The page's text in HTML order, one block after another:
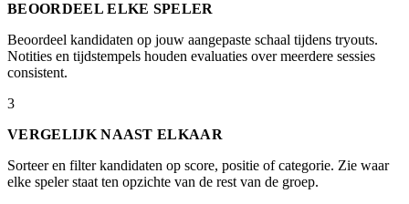
BEOORDEEL ELKE SPELER
Beoordeel kandidaten op jouw aangepaste schaal tijdens tryouts.
Notities en tijdstempels houden evaluaties over meerdere sessies
consistent.
3
VERGELIJK NAAST ELKAAR
Sorteer en filter kandidaten op score, positie of categorie. Zie waar
elke speler staat ten opzichte van de rest van de groep.